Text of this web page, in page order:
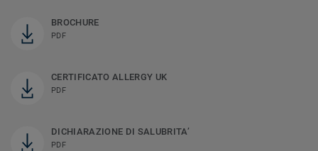
BROCHURE
PDF
CERTIFICATO ALLERGY UK
PDF
DICHIARAZIONE DI SALUBRITA’
PDF